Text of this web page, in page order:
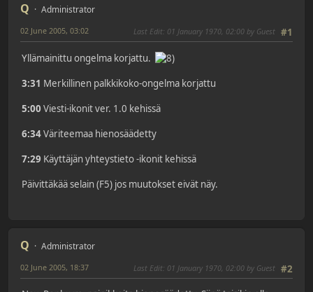
Q Administrator
#1
02 June 2005, 03:02 Last Edit: 01 January 1970, 02:00 by Guest
Yllämainittu ongelma korjattu.
3:31 Merkillinen palkkikoko-ongelma korjattu
5:00 Viesti-ikonit ver. 1.0 kehissä
6:34Väriteemaa hienosäädetty
7:29 Käyttäjän yhteystieto -ikonit kehissä
Päivittäkää selain (F5) jos muutokset eivät näy.
Q Administrator
#2
02 June 2005, 18:37 Last Edit: 01 January 1970, 02:00 by Guest